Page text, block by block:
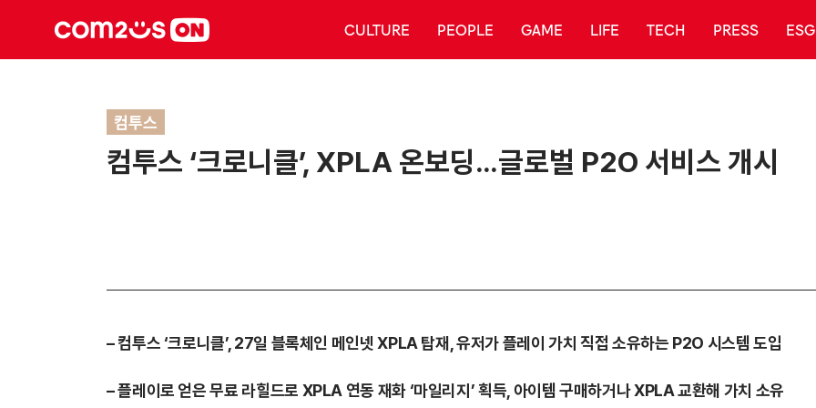
CULTURE PEOPLE GAME LIFE TECH PRESS ESG
컴투스
컴투스 ‘크로니클’, XPLA 온보딩…글로벌 P2O 서비스 개시
– 컴투스 ‘크로니클’, 27일 블록체인 메인넷 XPLA 탑재, 유저가 플레이 가치 직접 소유하는 P2O 시스템 도입
– 플레이로 얻은 무료 라힐드로 XPLA 연동 재화 ‘마일리지’ 획득, 아이템 구매하거나 XPLA 교환해 가치 소유